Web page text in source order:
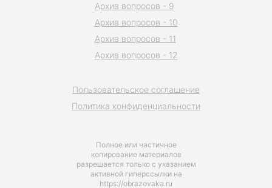
Полное или частичное
копирование материалов
разрешается только с указанием
активной гиперссылки на
https://obrazovaka.ru
Пользовательское соглашение
Политика конфиденциальности
Архив вопросов - 9
Архив вопросов - 10
Архив вопросов - 11
Архив вопросов - 12